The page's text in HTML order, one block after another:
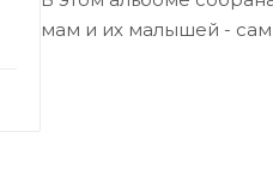
мам и их малышей -